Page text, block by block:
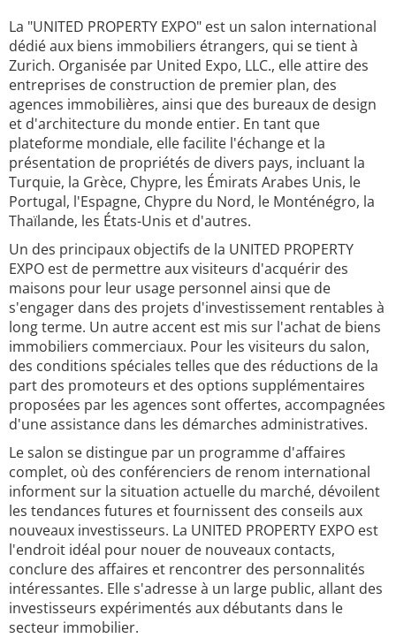
La "UNITED PROPERTY EXPO" est un salon international
dédié aux biens immobiliers étrangers, qui se tient à
Zurich. Organisée par United Expo, LLC., elle attire des
entreprises de construction de premier plan, des
agences immobilières, ainsi que des bureaux de design
et d'architecture du monde entier. En tant que
plateforme mondiale, elle facilite l'échange et la
présentation de propriétés de divers pays, incluant la
Turquie, la Grèce, Chypre, les Émirats Arabes Unis, le
Portugal, l'Espagne, Chypre du Nord, le Monténégro, la
Thaïlande, les États-Unis et d'autres.
Un des principaux objectifs de la UNITED PROPERTY
EXPO est de permettre aux visiteurs d'acquérir des
maisons pour leur usage personnel ainsi que de
s'engager dans des projets d'investissement rentables à
long terme. Un autre accent est mis sur l'achat de biens
immobiliers commerciaux. Pour les visiteurs du salon,
des conditions spéciales telles que des réductions de la
part des promoteurs et des options supplémentaires
proposées par les agences sont offertes, accompagnées
d'une assistance dans les démarches administratives.
Le salon se distingue par un programme d'affaires
complet, où des conférenciers de renom international
informent sur la situation actuelle du marché, dévoilent
les tendances futures et fournissent des conseils aux
nouveaux investisseurs. La UNITED PROPERTY EXPO est
l'endroit idéal pour nouer de nouveaux contacts,
conclure des affaires et rencontrer des personnalités
intéressantes. Elle s'adresse à un large public, allant des
investisseurs expérimentés aux débutants dans le
secteur immobilier.